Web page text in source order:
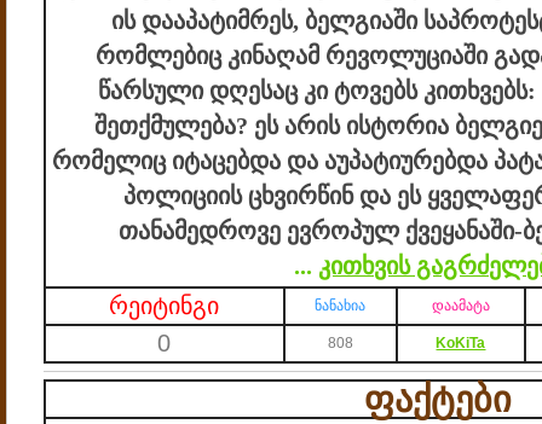
ის დააპატიმრეს, ბელგიაში
რომლებიც კინაღამ რევოლუციაში
წარსული დღესაც კი ტოვებს
შეთქმულება? ეს არის ისტორია
რომელიც იტაცებდა და აუპატიურებდა
პოლიციის ცხვირწინ და ეს
თანამედროვე ევროპულ ქვეყანაში-
... კითხვის
რეიტინგი ნანახია დაამატა
0 808 KoKiTa
ფაქტები